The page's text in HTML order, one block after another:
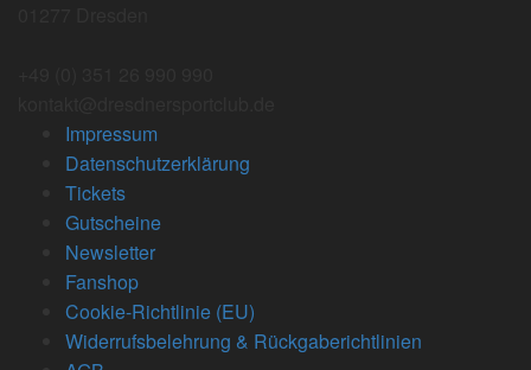
Impressum
Datenschutzerklärung
Tickets
Gutscheine
Newsletter
Fanshop
Cookie-Richtlinie (EU)
Widerrufsbelehrung & Rückgaberichtlinien